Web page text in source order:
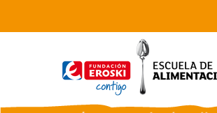
contenido